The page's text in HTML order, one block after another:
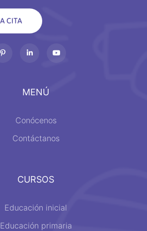
MENÚ
Conócenos
Contáctanos
CURSOS
Educación inicial
Educación primaria